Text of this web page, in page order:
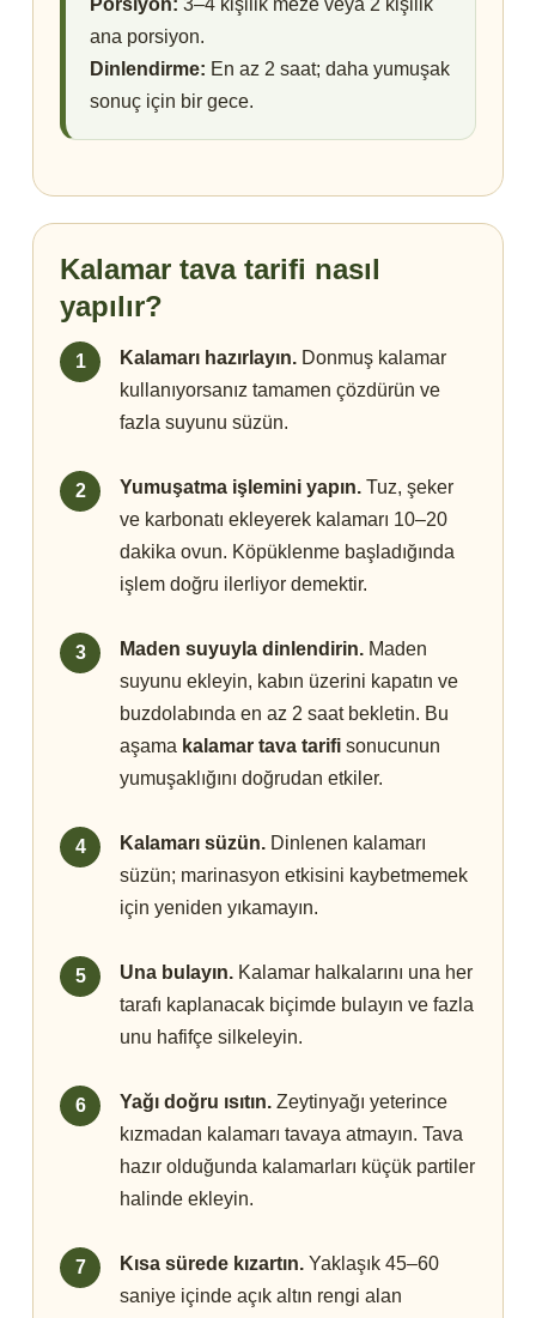
ana porsiyon.
Dinlendirme: En az 2 saat; daha yumuşak
sonuç için bir gece.
Kalamar tava tarifi nasıl
yapılır?
Kalamarı hazırlayın. Donmuş kalamar
kullanıyorsanız tamamen çözdürün ve
fazla suyunu süzün.
Yumuşatma işlemini yapın. Tuz, şeker
ve karbonatı ekleyerek kalamarı 10–20
dakika ovun. Köpüklenme başladığında
işlem doğru ilerliyor demektir.
Maden suyuyla dinlendirin. Maden
suyunu ekleyin, kabın üzerini kapatın ve
buzdolabında en az 2 saat bekletin. Bu
aşama kalamar tava tarifi sonucunun
yumuşaklığını doğrudan etkiler.
Kalamarı süzün. Dinlenen kalamarı
süzün; marinasyon etkisini kaybetmemek
için yeniden yıkamayın.
Una bulayın. Kalamar halkalarını una her
tarafı kaplanacak biçimde bulayın ve fazla
unu hafifçe silkeleyin.
Yağı doğru ısıtın. Zeytinyağı yeterince
kızmadan kalamarı tavaya atmayın. Tava
hazır olduğunda kalamarları küçük partiler
halinde ekleyin.
Kısa sürede kızartın. Yaklaşık 45–60
saniye içinde açık altın rengi alan